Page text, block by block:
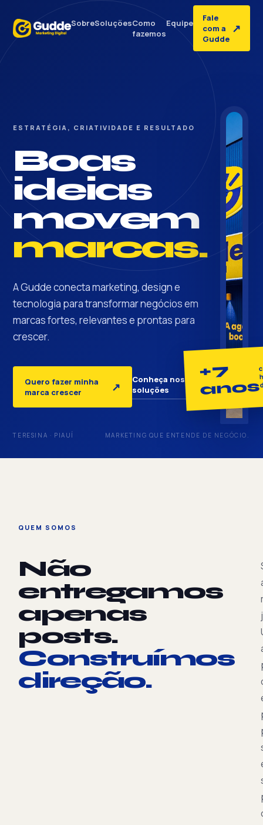
SobreSoluçõesComo
fazemos
Equipe
Fale
com a
Gudde
↗
ESTRATÉGIA, CRIATIVIDADE E RESULTADO
Boas
ideias
movem
marcas.
A Gudde conecta marketing, design e
tecnologia para transformar negócios em
marcas fortes, relevantes e prontas para
crescer.
Quero fazer minha
marca crescer
↗
Conheça nossas
soluções
↓
+7
anos
TERESINA · PIAUÍ MARKETING QUE ENTENDE DE NEGÓCIO.
QUEM SOMOS
Não
entregamos
apenas
posts.
Construímos
direção.